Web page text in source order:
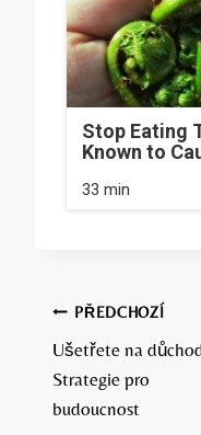
Stop Eating
Known to
33 min
Navigace
pro
příspěvek
PŘEDCHOZÍ
Ušetřete na
Strategie pro
budoucnost